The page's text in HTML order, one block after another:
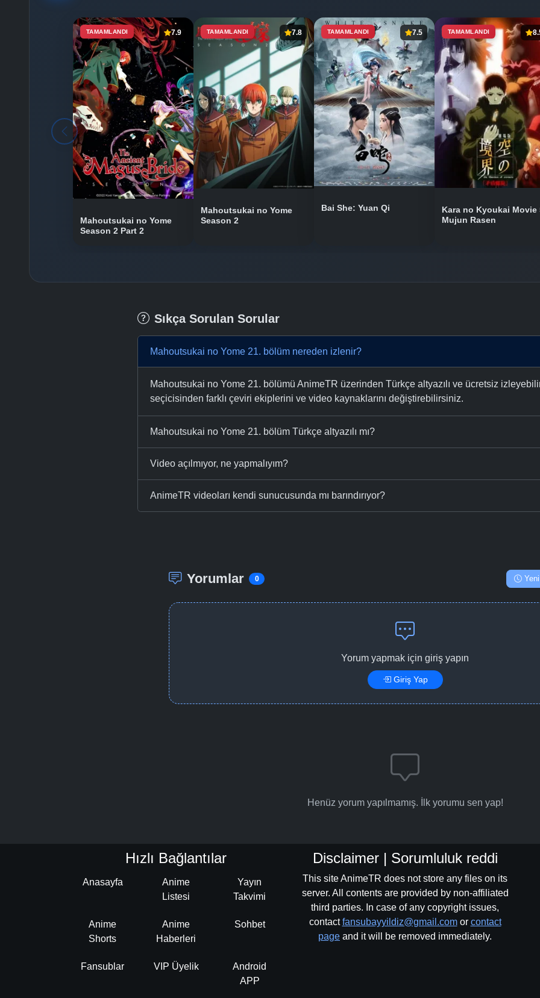
TAMAMLANDI 7.9
Mahoutsukai no Yome
Season 2 Part 2
TAMAMLANDI 7.8
Mahoutsukai no Yome
Season 2
TAMAMLANDI 7.5
Bai She: Yuan Qi
TAMAMLANDI
Kara no Kyoukai Movie
Mujun Rasen
Sıkça Sorulan Sorular
Mahoutsukai no Yome 21. bölüm nereden izlenir?
Mahoutsukai no Yome 21. bölümü AnimeTR üzerinden Türkçe altyazılı ve ücretsiz
seçicisinden farklı çeviri ekiplerini ve video kaynaklarını değiştirebilirsiniz.
Mahoutsukai no Yome 21. bölüm Türkçe altyazılı mı?
Video açılmıyor, ne yapmalıyım?
AnimeTR videoları kendi sunucusunda mı barındırıyor?
Yorumlar 0 Yeni
Yorum yapmak için giriş yapın
Giriş Yap
Henüz yorum yapılmamış. İlk yorumu sen yap!
Hızlı Bağlantılar
Anasayfa
Anime
Listesi
Yayın
Takvimi
Anime
Shorts
Anime
Haberleri
Sohbet
Fansublar VIP Üyelik
Android
APP
Disclaimer | Sorumluluk reddi
This site AnimeTR does not store any files on its
server. All contents are provided by non-affiliated
third parties. In case of any copyright issues,
contactfansubayyildiz@gmail.comor contact
page and it will be removed immediately.